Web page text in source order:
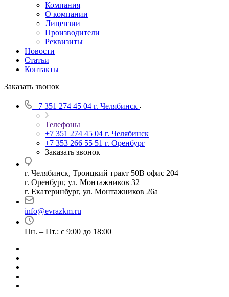
Компания
О компании
Лицензии
Производители
Реквизиты
Новости
Статьи
Контакты
Заказать звонок
+7 351 274 45 04 г. Челябинск
Телефоны
+7 351 274 45 04 г. Челябинск
+7 353 266 55 51 г. Оренбург
Заказать звонок
г. Челябинск, Троицкий тракт 50В офис 204
г. Оренбург, ул. Монтажников 32
г. Екатеринбург, ул. Монтажников 26а
info@evrazkm.ru
Пн. – Пт.: с 9:00 до 18:00